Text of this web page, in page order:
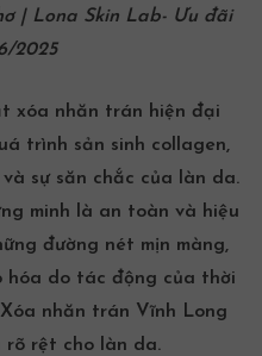
| Lona Skin Lab- Ưu đãi
2025
xóa nhăn trán hiện đại
trình sản sinh collagen,
sự săn chắc của làn da.
minh là an toàn và hiệu
đường nét mịn màng,
hóa do tác động của thời
nhăn trán Vĩnh Long
rõ rệt cho làn da.